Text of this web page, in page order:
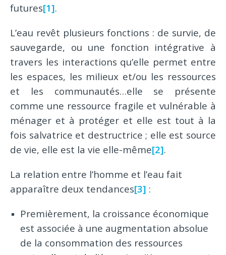
futures[1].
L’eau revêt plusieurs fonctions : de survie, de
sauvegarde, ou une fonction intégrative à
travers les interactions qu’elle permet entre
les espaces, les milieux et/ou les ressources
et les communautés…elle se présente
comme une ressource fragile et vulnérable à
ménager et à protéger et elle est tout à la
fois salvatrice et destructrice ; elle est source
de vie, elle est la vie elle-même[2].
La relation entre l’homme et l’eau fait
apparaître deux tendances[3] :
Premièrement, la croissance économique
est associée à une augmentation absolue
de la consommation des ressources